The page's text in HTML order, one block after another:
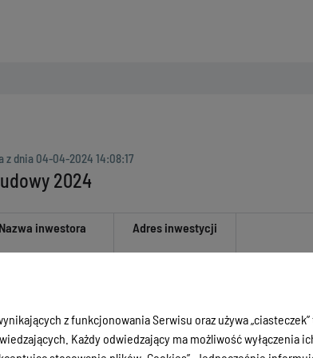
z dnia 04-04-2024 14:08:17
2024
Nazwa inwestora Adres inwestycji
z funkcjonowania Serwisu oraz używa
Każdy odwiedzający ma możliwość wyłączenia